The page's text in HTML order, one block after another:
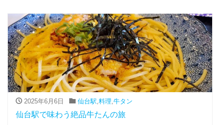
2025年6月6日 仙台駅,料理,牛タン
仙台駅で味わう絶品牛たんの旅